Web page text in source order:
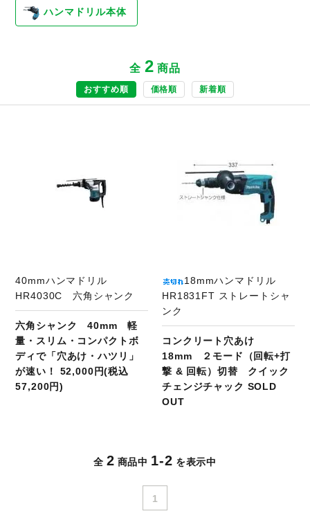
ハンマドリル本体
全 2 商品
おすすめ順 価格順 新着順
40mmハンマドリル
HR4030C 六角シャンク
六角シャンク 40mm 軽
量・スリム・コンパクトボ
ディで「穴あけ・ハツリ」
が速い！ 52,000円(税込
57,200円)
18mmハンマドリル
HR1831FT ストレートシャ
ンク
コンクリート穴あけ
18mm ２モード（回転+打
撃 & 回転）切替 クイック
チェンジチャック SOLD
OUT
全 2 商品中 1-2 を表示中
1